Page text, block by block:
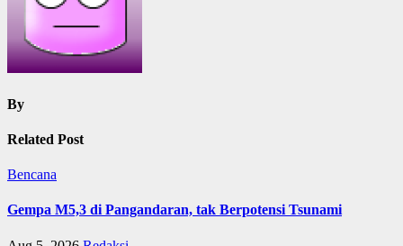
By
Related Post
Bencana
Gempa M5,3 di Pangandaran, tak Berpotensi Tsunami